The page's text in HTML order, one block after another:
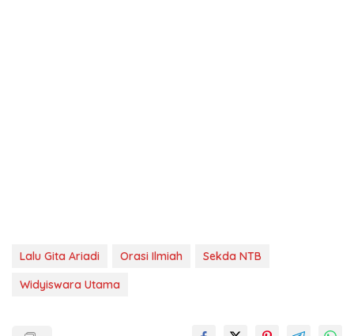
Lalu Gita Ariadi Orasi Ilmiah
Sekda NTB
Widyiswara Utama